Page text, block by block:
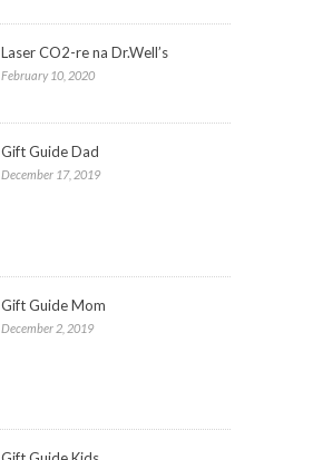
Laser CO2-re na Dr.Well’s
February 10, 2020
Gift Guide Dad
December 17, 2019
Gift Guide Mom
December 2, 2019